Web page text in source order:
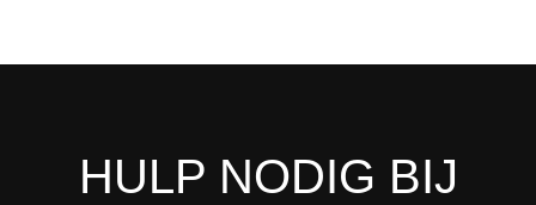
HULP NODIG BIJ